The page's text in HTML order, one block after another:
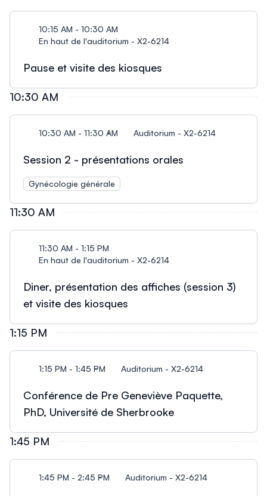
10:15 AM - 10:30 AM
En haut de l'auditorium - X2-6214
Pause et visite des kiosques
10:30 AM
10:30 AM - 11:30 AM Auditorium - X2-6214
Session 2 - présentations orales
Gynécologie générale
11:30 AM
11:30 AM - 1:15 PM
En haut de l'auditorium - X2-6214
Diner, présentation des affiches (session 3)
et visite des kiosques
1:15 PM
1:15 PM - 1:45 PM Auditorium - X2-6214
Conférence de Pre Geneviève Paquette,
PhD, Université de Sherbrooke
1:45 PM
1:45 PM - 2:45 PM Auditorium - X2-6214